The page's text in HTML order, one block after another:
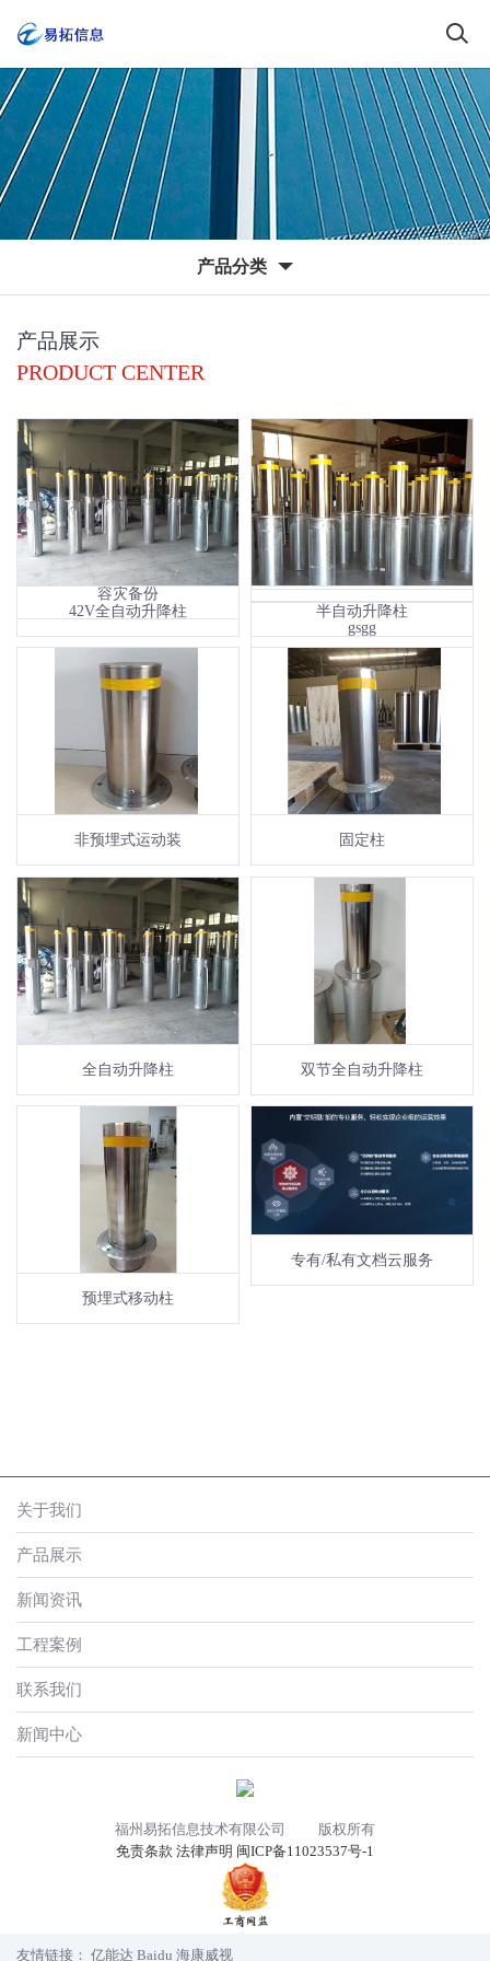
产品分类
产品展示
PRODUCT CENTER
42V全自动升降柱 半自动升降柱
非预埋式运动装 固定柱
全自动升降柱 双节全自动升降柱
预埋式移动柱
专有/私有文档云服务
容灾备份
专有灾备云服务
gsgg
关于我们
产品展示
新闻资讯
工程案例
联系我们
新闻中心
福州易拓信息技术有限公司 版权所有
免责条款 法律声明 闽ICP备11023537号-1
友情链接： 亿能达 Baidu 海康威视